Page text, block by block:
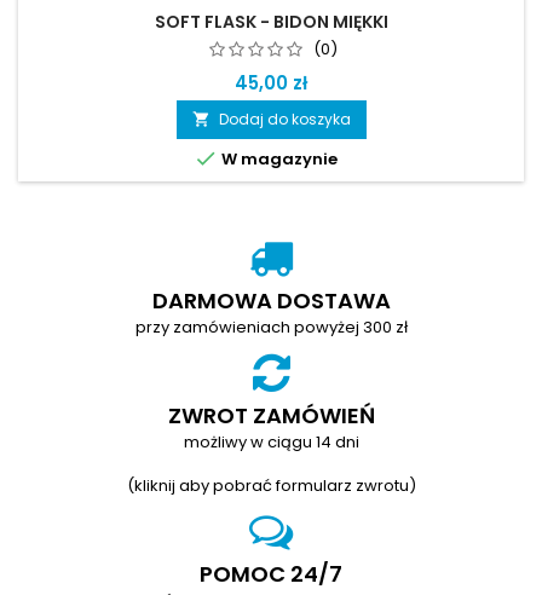
SOFT FLASK - BIDON MIĘKKI
(0)
45,00 zł
 Dodaj do koszyka
 W magazynie
DARMOWA DOSTAWA
przy zamówieniach powyżej 300 zł
ZWROT ZAMÓWIEŃ
możliwy w ciągu 14 dni
(kliknij aby pobrać formularz zwrotu)
POMOC 24/7